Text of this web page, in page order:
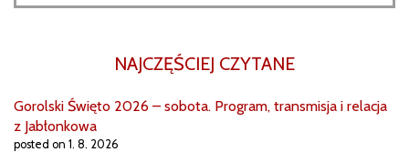
NAJCZĘŚCIEJ CZYTANE
Gorolski Święto 2026 – sobota. Program, transmisja i relacja
z Jabłonkowa
posted on 1. 8. 2026